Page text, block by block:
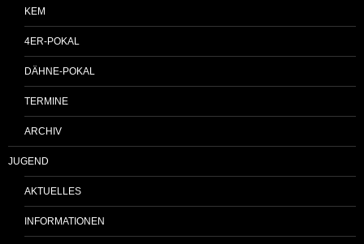
KEM
4ER-POKAL
DÄHNE-POKAL
TERMINE
ARCHIV
JUGEND
AKTUELLES
INFORMATIONEN